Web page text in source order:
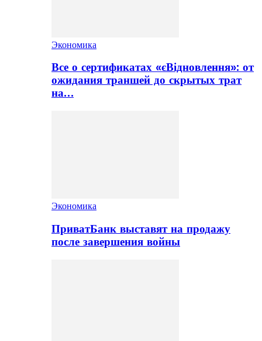
Экономика
Все о сертификатах «єВідновлення»: от
ожидания траншей до скрытых трат
на…
Экономика
ПриватБанк выставят на продажу
после завершения войны